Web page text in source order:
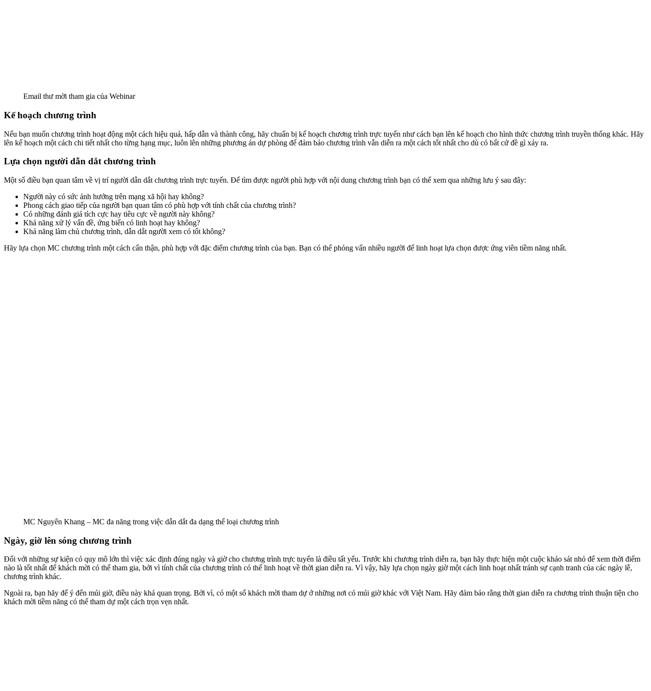
Email thư mời tham gia của Webinar
Kế hoạch chương trình
Nếu bạn muốn chương trình hoạt động một cách hiệu quả, hấp dẫn và thành công, hãy chuẩn bị kế hoạch chương trình trực tuyến như cách bạn lên kế hoạch cho hình thức chương trình truyền thống khác. Hãy
lên kế hoạch một cách chi tiết nhất cho từng hạng mục, luôn lên những phương án dự phòng để đảm bảo chương trình vẫn diễn ra một cách tốt nhất cho dù có bất cứ đề gì xảy ra.
Lựa chọn người dẫn dắt chương trình
Một số điều bạn quan tâm về vị trí người dẫn dắt chương trình trực tuyến. Để tìm được người phù hợp với nội dung chương trình bạn có thể xem qua những lưu ý sau đây:
Người này có sức ảnh hưởng trên mạng xã hội hay không?
Phong cách giao tiếp của người bạn quan tâm có phù hợp với tính chất của chương trình?
Có những đánh giá tích cực hay tiêu cực về người này không?
Khả năng xử lý vấn đề, ứng biến có linh hoạt hay không?
Khả năng làm chủ chương trình, dẫn dắt người xem có tốt không?
Hãy lựa chọn MC chương trình một cách cẩn thận, phù hợp với đặc điểm chương trình của bạn. Bạn có thể phỏng vấn nhiều người để linh hoạt lựa chọn được ứng viên tiềm năng nhất.
MC Nguyên Khang – MC đa năng trong việc dẫn dắt đa dạng thể loại chương trình
Ngày, giờ lên sóng chương trình
Đối với những sự kiện có quy mô lớn thì việc xác định đúng ngày và giờ cho chương trình trực tuyến là điều tất yếu. Trước khi chương trình diễn ra, bạn hãy thực hiện một cuộc khảo sát nhỏ để xem thời điểm
nào là tốt nhất để khách mời có thể tham gia, bởi vì tính chất của chương trình có thể linh hoạt về thời gian diễn ra. Vì vậy, hãy lựa chọn ngày giờ một cách linh hoạt nhất tránh sự cạnh tranh của các ngày lễ,
chương trình khác.
Ngoài ra, bạn hãy để ý đến múi giờ, điều này khá quan trọng. Bởi vì, có một số khách mời tham dự ở những nơi có múi giờ khác với Việt Nam. Hãy đảm bảo rằng thời gian diễn ra chương trình thuận tiện cho
khách mời tiềm năng có thể tham dự một cách trọn vẹn nhất.